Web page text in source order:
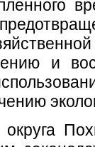
и